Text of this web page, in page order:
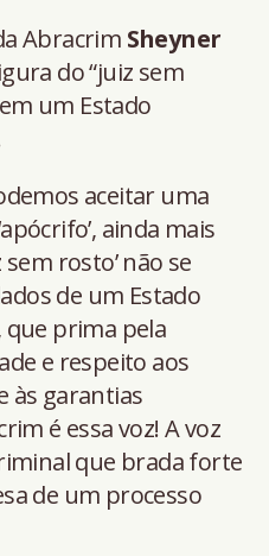
Abracrim Sheyner
do “juiz sem
um Estado
aceitar uma
ainda mais
rosto’ não se
de um Estado
que prima pela
e respeito aos
às garantias
é essa voz! A voz
que brada forte
de um processo